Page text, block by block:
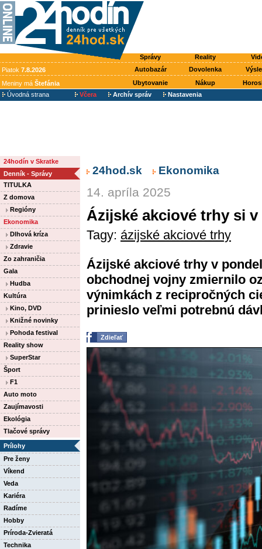
Správy Reality
Piatok 7.8.2026 Autobazár Dovolenka
Meniny má Štefánia Ubytovanie Nákup
Úvodná strana
Včera Archív správ Nastavenia
24hodín v Skratke
Denník - Správy
TITULKA
Z domova
Regióny
Ekonomika
Dlhová kríza
Zdravie
Zo zahraničia
Gala
Hudba
Kultúra
Kino, DVD
Knižné novinky
Pohoda festival
Reality show
SuperStar
Šport
F1
Auto moto
Zaujímavosti
Ekológia
Tlačové správy
Prílohy
Pre ženy
Víkend
Veda
Kariéra
Radíme
Hobby
Príroda-Zvieratá
Technika
24hod.sk Ekonomika
14. apríla 2025
Ázijské akciové trhy si
Tagy: ázijské akciové trhy
Ázijské akciové trhy v
obchodnej vojny zmiernilo
výnimkách z recipročných
prinieslo veľmi potrebnú
Zdieľať